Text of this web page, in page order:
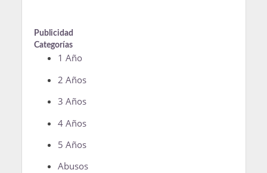
Publicidad
Categorías
1 Año
2 Años
3 Años
4 Años
5 Años
Abusos